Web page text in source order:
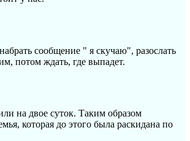
сообщение " я скучаю", разослать
потом ждать, где выпадет.
на двое суток. Таким образом
которая до этого была раскидана по